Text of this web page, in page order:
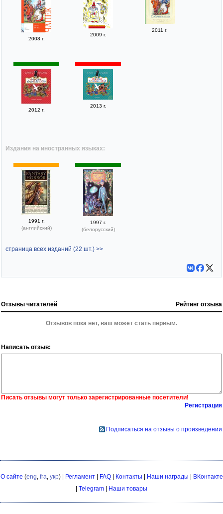
2008 г.
2009 г.
2011 г.
2012 г.
2013 г.
Издания на иностранных языках:
1991 г.
(английский)
1997 г.
(белорусский)
страница всех изданий (22 шт.) >>
Отзывы читателей Рейтинг отзыва
Отзывов пока нет, ваш может стать первым.
Написать отзыв:
Писать отзывы могут только зарегистрированные посетители!
Регистрация
Подписаться на отзывы о произведении
О сайте (eng fra укр) | Регламент| FAQ| Контакты | Наши награды | ВКонтакте
| Telegram | Наши товары